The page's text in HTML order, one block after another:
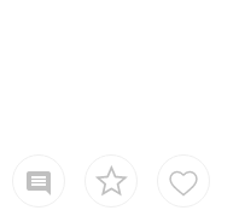
insert_comment